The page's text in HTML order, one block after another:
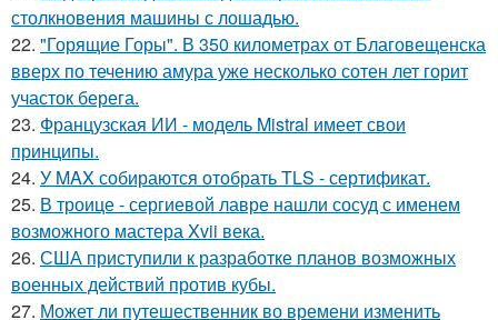
столкновения машины с лошадью.
22. "Горящие Горы". В 350 километрах от Благовещенска
вверх по течению амура уже несколько сотен лет горит
участок берега.
23. Французская ИИ - модель Mistral имеет свои
принципы.
24. У MAX собираются отобрать TLS - сертификат.
25. В троице - сергиевой лавре нашли сосуд с именем
возможного мастера Xvii века.
26. США приступили к разработке планов возможных
военных действий против кубы.
27. Может ли путешественник во времени изменить